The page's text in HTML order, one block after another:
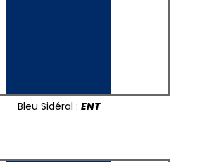
Bleu Sidéral : ENT